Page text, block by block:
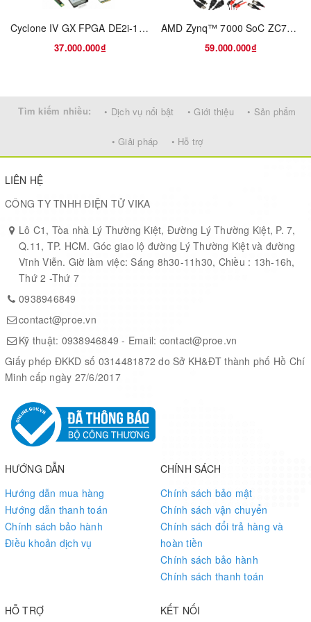
Implement Video display applications with HDMI out
Expand I/O with the FPGA Mezzanine Card (FMC) interface
Featuring the ROHS compliant ZC706 including
Logic Cells 350
Block RAM (Mb)
DSP Slices 900
Maximum I/O Pins
Count
Board Features
Communication & Networking
PCIe Gen2x4
IIC Bus Headers/HUB (PS)
Cyclone IV GX FPGA DE2i-150 EP4CGX150 Cyclone® IV GX FPGA Embedded Evaluation Board
37.000.000₫
AMD Zynq™ 7000 SoC ZC702 Evaluation Kit
59.000.000₫
Tìm kiếm nhiều: • Dịch vụ nổi bật • Giới thiệu • Sản phẩm
• Giải pháp • Hỗ trợ
LIÊN HỆ
CÔNG TY TNHH ĐIỆN TỬ VIKA
Lô C1, Tòa nhà Lý Thường Kiệt, Đường Lý Thường Kiệt, P. 7,
Q.11, TP. HCM. Góc giao lộ đường Lý Thường Kiệt và đường
Vĩnh Viễn. Giờ làm việc: Sáng 8h30-11h30, Chiều : 13h-16h,
Thứ 2 -Thứ 7
0938946849
contact@proe.vn
Kỹ thuật: 0938946849 - Email: contact@proe.vn
Giấy phép ĐKKD số 0314481872 do Sở KH&ĐT thành phố Hồ Chí
Minh cấp ngày 27/6/2017
HƯỚNG DẪN
Hướng dẫn mua hàng
Hướng dẫn thanh toán
Chính sách bảo hành
Điều khoản dịch vụ
CHÍNH SÁCH
Chính sách bảo mật
Chính sách vận chuyển
Chính sách đổi trả hàng và
hoàn tiền
Chính sách bảo hành
Chính sách thanh toán
HỖ TRỢ KẾT NỐI